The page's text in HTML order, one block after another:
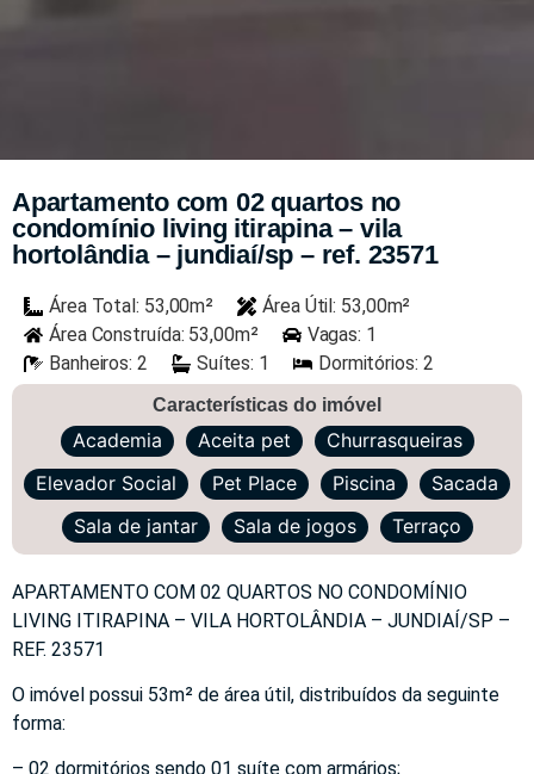
Apartamento com 02 quartos no
condomínio living itirapina – vila
hortolândia – jundiaí/sp – ref. 23571
Área Total: 53,00m²
Área Útil: 53,00m²
Área Construída: 53,00m²
Vagas: 1
Banheiros: 2
Suítes: 1 Dormitórios: 2
Características do imóvel
Academia Aceita pet
Churrasqueiras
Elevador Social
Pet Place Piscina
Sacada
Sala de jantar
Sala de jogos Terraço
APARTAMENTO COM 02 QUARTOS NO CONDOMÍNIO
LIVING ITIRAPINA – VILA HORTOLÂNDIA – JUNDIAÍ/SP –
REF. 23571
O imóvel possui 53m² de área útil, distribuídos da seguinte
forma:
– 02 dormitórios sendo 01 suíte com armários;